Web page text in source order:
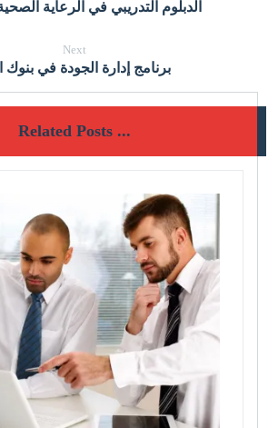
الدبلوم التدريبي في الرعاية
Next
برنامج إدارة الجودة في بنوك
Related Posts ...